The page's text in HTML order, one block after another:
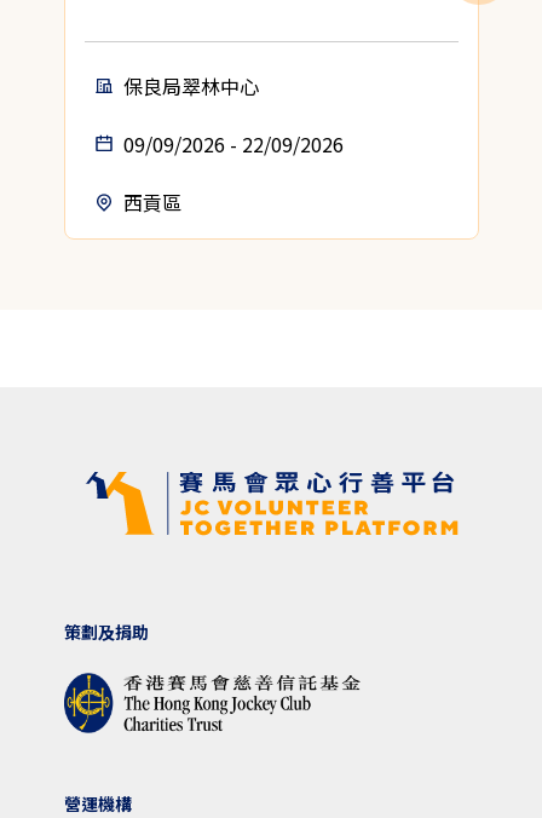
保良局翠林中心
09/09/2026 - 22/09/2026
西貢區
策劃及捐助
營運機構